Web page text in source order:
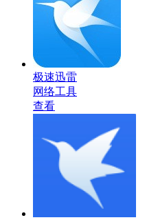
极速迅雷
网络工具
查看